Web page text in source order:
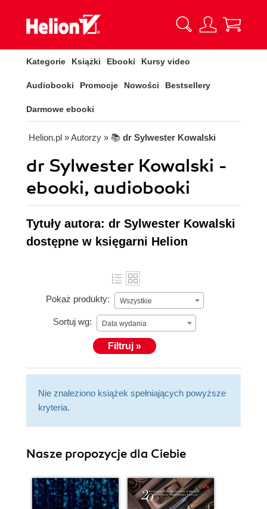
Kategorie Książki Ebooki Kursy video
Audiobooki Promocje Nowości Bestsellery
Darmowe ebooki
Helion.pl » Autorzy » 📚 dr Sylwester Kowalski
dr Sylwester Kowalski -
ebooki, audiobooki
Tytuły autora: dr Sylwester Kowalski
dostępne w księgarni Helion
Pokaż produkty: Wszystkie
Sortuj wg: Data wydania
Filtruj »
Nie znaleziono książek spełniających powyższe
kryteria.
Nasze propozycje dla Ciebie